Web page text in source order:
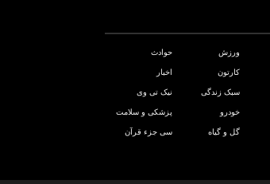
ورزش حوادث
کارتون اخبار
سبک زندگی نیک تی وی
خودرو پزشکی و سلامت
گل و گیاه سی جزء قرآن